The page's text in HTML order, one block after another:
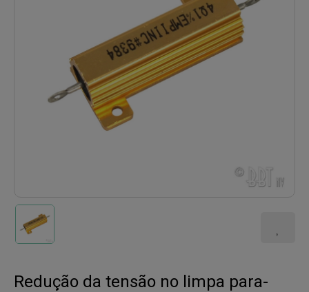
Redução da tensão no limpa para-